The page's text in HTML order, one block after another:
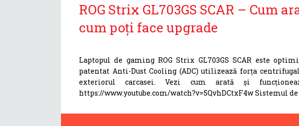
ROG Strix GL703GS SCAR – Cum
cum poți face upgrade
Laptopul de gaming ROG Strix GL703GS SCAR este
patentat Anti-Dust Cooling (ADC) utilizează forța
exteriorul carcasei. Vezi cum arată și
https://www.youtube.com/watch?v=5QvhDCtxF4w Sistemul